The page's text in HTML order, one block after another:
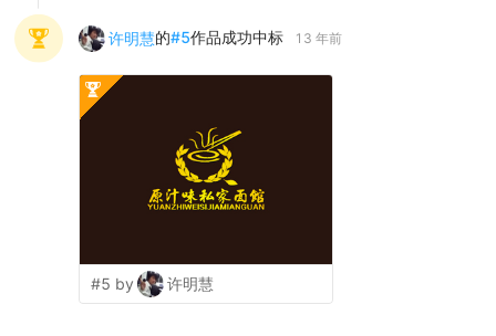
许明慧的#5作品成功中标 13 年前
#5 by 许明慧